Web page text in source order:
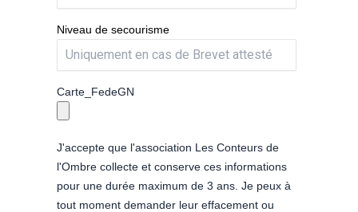
Niveau de secourisme
Carte_FedeGN
J'accepte que l'association Les Conteurs de
l'Ombre collecte et conserve ces informations
pour une durée maximum de 3 ans. Je peux à
tout moment demander leur effacement ou